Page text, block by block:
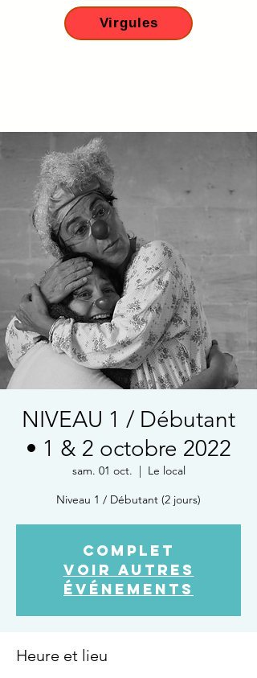
Virgules
NIVEAU 1 / Débutant
• 1 & 2 octobre 2022
sam. 01 oct.
  |
Le local
Niveau 1 / Débutant (2 jours)
COMPLET
Voir autres
événements
Heure et lieu